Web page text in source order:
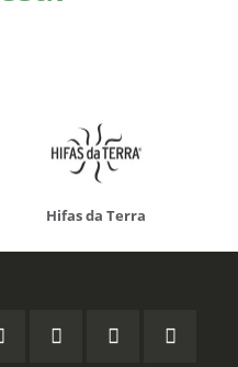
Hifas da Terra